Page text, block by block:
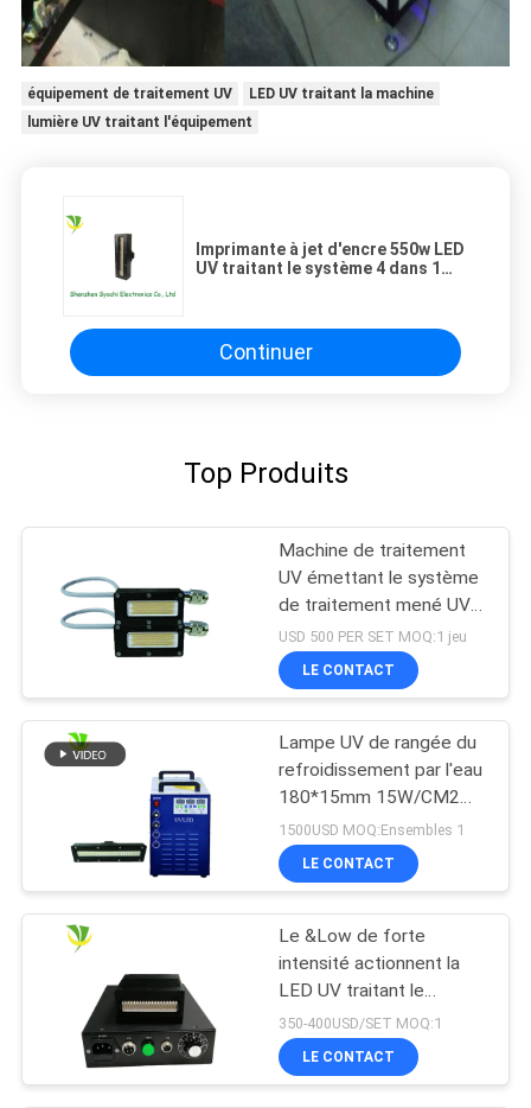
équipement de traitement UV
LED UV traitant la machine
lumière UV traitant l'équipement
Imprimante à jet d'encre 550w LED
UV traitant le système 4 dans 1
Continuer
Top Produits
Machine de traitement
UV émettant le système
de traitement mené UV
de puissance élevée de
la longueur d'onde
395nm de la taille 50x20
USD 500 PER SET MOQ:1 jeu
LE CONTACT
Lampe UV de rangée du
refroidissement par l'eau
180*15mm 15W/CM2
395nm LED
1500USD MOQ:Ensembles 1
LE CONTACT
Le &Low de forte
intensité actionnent la
LED UV traitant le
dessiccateur UV de
lampe pour l'encre
traitée
350-400USD/SET MOQ:1
LE CONTACT